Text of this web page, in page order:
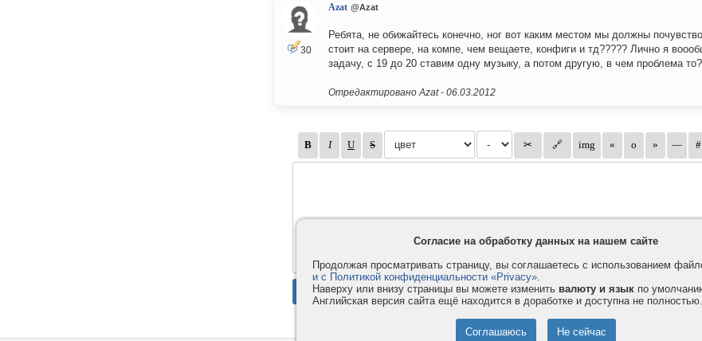
30
Azat @Azat
Ребята, не обижайтесь конечно, ног вот каким местом мы должны
стоит на сервере, на компе, чем вещаете, конфиги и тд????? Лично я
задачу, с 19 до 20 ставим одну музыку, а потом другую, в чем проблема то?
Отредактировано Azat - 06.03.2012
Согласие на обработку данных на нашем сайте
Продолжая просматривать страницу, вы соглашаетесь с использованием
и с Политикой конфиденциальности «Privacy».
Наверху или внизу страницы вы можете изменить валюту и язык по
Английская версия сайта ещё находится в доработке и доступна не полностью.